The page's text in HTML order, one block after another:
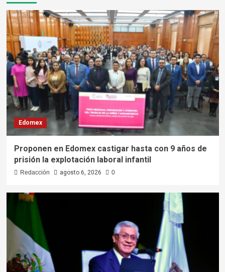
Edomex
Proponen en Edomex castigar hasta con 9 años de
prisión la explotación laboral infantil
Redacción agosto 6, 2026 0